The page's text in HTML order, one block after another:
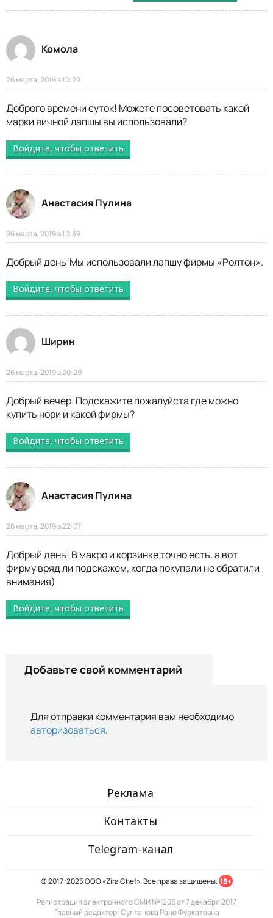
Комола
26 марта, 2019 в 10:22
Доброго времени суток! Можете посоветовать какой
марки яичной лапшы вы использовали?
Войдите, чтобы ответить
Анастасия Пулина
26 марта, 2019 в 10:39
Добрый день!Мы использовали лапшу фирмы «Ролтон».
Войдите, чтобы ответить
Ширин
26 марта, 2019 в 20:29
Добрый вечер. Подскажите пожалуйста где можно
купить нори и какой фирмы?
Войдите, чтобы ответить
Анастасия Пулина
26 марта, 2019 в 22:07
Добрый день! В макро и корзинке точно есть, а вот
фирму вряд ли подскажем, когда покупали не обратили
внимания)
Войдите, чтобы ответить
Добавьте свой комментарий
Для отправки комментария вам необходимо
авторизоваться.
Реклама
Контакты
Telegram-канал
© 2017-2025 ООО «Zira Chef». Все права защищены. 18+
Регистрация электронного СМИ №1206 от 7 декабря 2017
Главный редактор: Султанова Рано Фуркатовна